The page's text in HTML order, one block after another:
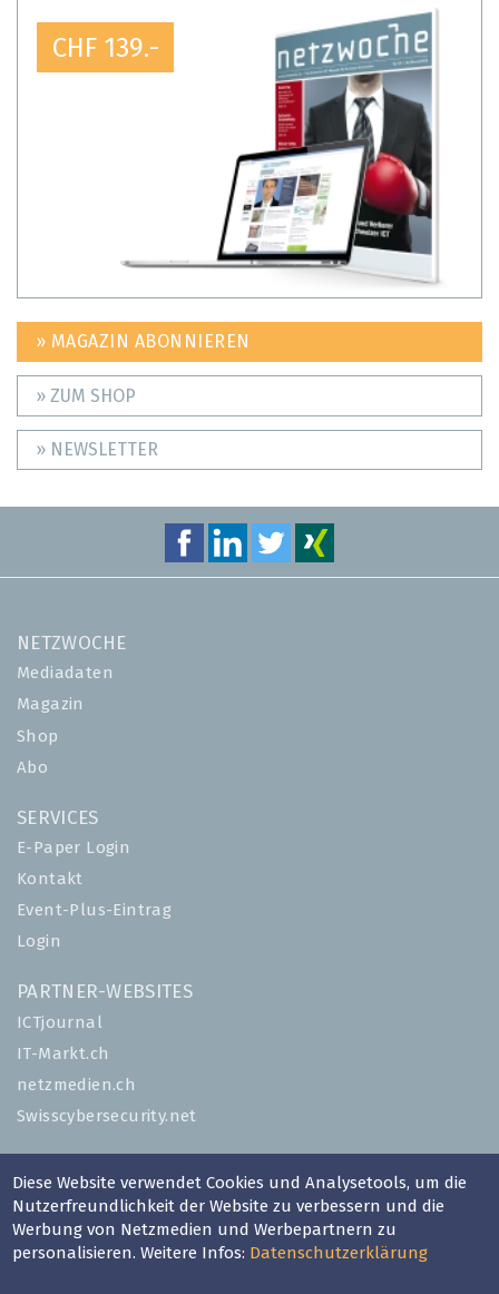
CHF 139.-
» MAGAZIN ABONNIEREN
» ZUM SHOP
» NEWSLETTER
NETZWOCHE
Mediadaten
Magazin
Shop
Abo
SERVICES
E-Paper Login
Kontakt
Event-Plus-Eintrag
Login
PARTNER-WEBSITES
ICTjournal
IT-Markt.ch
netzmedien.ch
Swisscybersecurity.net
Impressum
AGB
Nutzungsbestimmungen
Diese Website verwendet Cookies und Analysetools, um die
Nutzerfreundlichkeit der Website zu verbessern und die
Werbung von Netzmedien und Werbepartnern zu
personalisieren. Weitere Infos: Datenschutzerklärung